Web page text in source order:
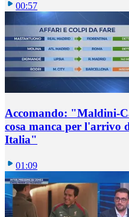
00:57
Accomando: "Maldini-
cosa manca per l'arrivo
Italia"
01:09